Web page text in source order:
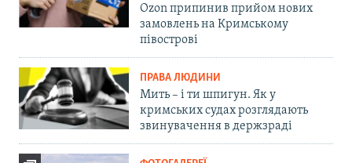
Ozon припинив прийом нових
замовлень на Кримському
півострові
ПРАВА ЛЮДИНИ
Мить – і ти шпигун. Як у
кримських судах розглядають
звинувачення в держзраді